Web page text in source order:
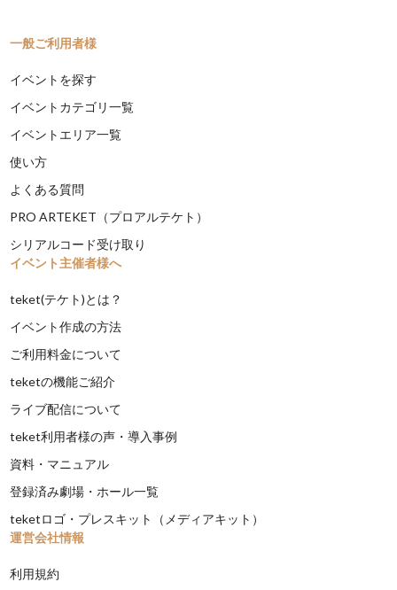
一般ご利用者様
イベントを探す
イベントカテゴリ一覧
イベントエリア一覧
使い方
よくある質問
PRO ARTEKET（プロアルテケト）
シリアルコード受け取り
イベント主催者様へ
teket(テケト)とは？
イベント作成の方法
ご利用料金について
teketの機能ご紹介
ライブ配信について
teket利用者様の声・導入事例
資料・マニュアル
登録済み劇場・ホール一覧
teketロゴ・プレスキット（メディアキット）
運営会社情報
利用規約